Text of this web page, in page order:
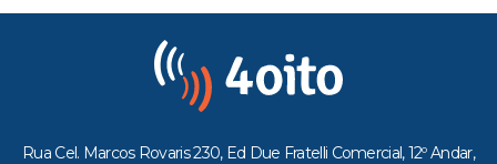
Rua Cel. Marcos Rovaris 230, Ed Due Fratelli Comercial, 12º Andar,